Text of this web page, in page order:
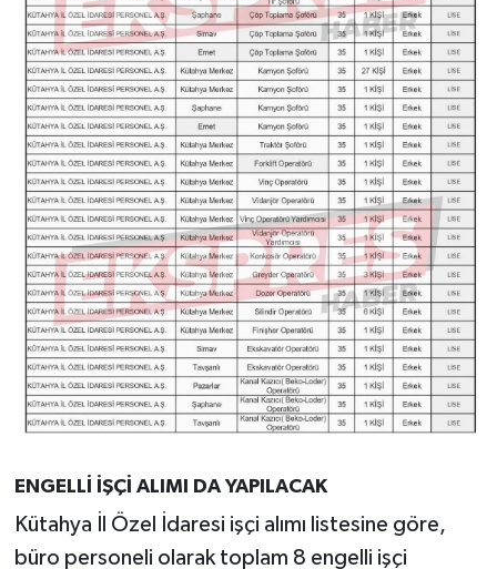
ENGELLİ İŞÇİ ALIMI DA YAPILACAK
Kütahya İl Özel İdaresi işçi alımı listesine göre,
büro personeli olarak toplam 8 engelli işçi